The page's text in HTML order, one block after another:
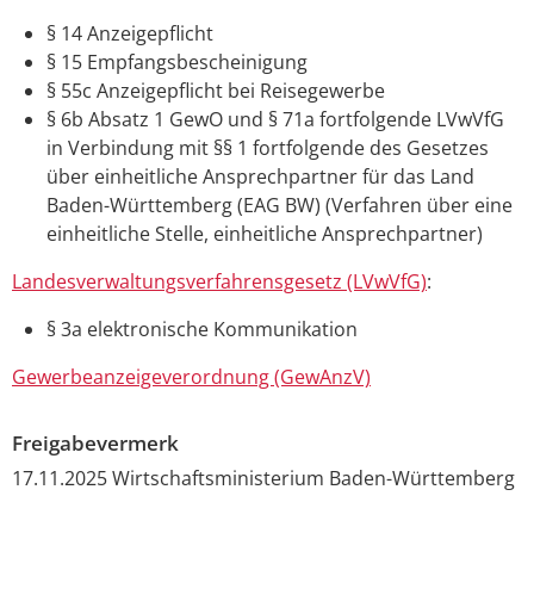
§ 14 Anzeigepflicht
§ 15 Empfangsbescheinigung
§ 55c Anzeigepflicht bei Reisegewerbe
§ 6b Absatz 1 GewO und § 71a fortfolgende LVwVfG
in Verbindung mit §§ 1 fortfolgende des Gesetzes
über einheitliche Ansprechpartner für das Land
Baden-Württemberg(EAG BW) (Verfahren über eine
einheitliche Stelle, einheitliche Ansprechpartner)
Landesverwaltungsverfahrensgesetz (LVwVfG):
§ 3a elektronische Kommunikation
Gewerbeanzeigeverordnung (GewAnzV)
Freigabevermerk
17.11.2025 Wirtschaftsministerium Baden-Württemberg